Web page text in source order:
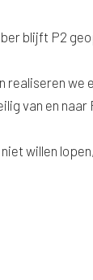
blijft P2
realiseren
van en
willen